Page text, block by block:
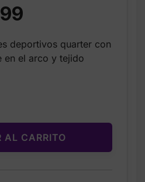
is:
deportivos quarter con
en el arco y tejido
AL CARRITO